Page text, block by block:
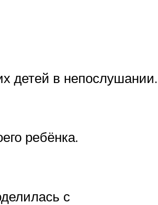
детей в непослушании.
ребёнка.
с